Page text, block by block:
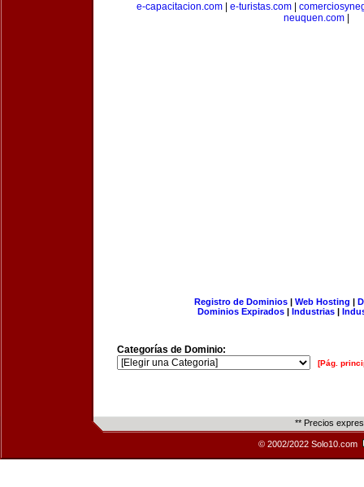
e-capacitacion.com
e-turistas.com
neuquen.com|
Registro de Dominios| Web Hosting |
Dominios Expirados | Industrias |
Categorías de Dominio:
[Pág.
** Precios
© 2002/2022 Solo10.com